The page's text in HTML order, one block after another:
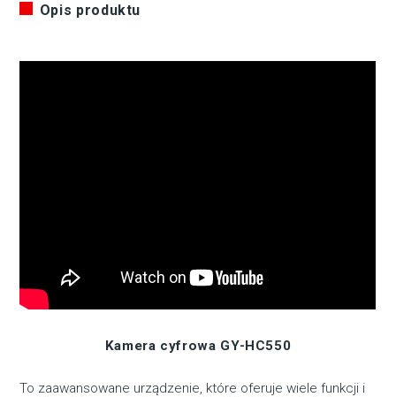
Opis produktu
Kamera cyfrowa GY-HC550
To zaawansowane urządzenie, które oferuje wiele funkcji i